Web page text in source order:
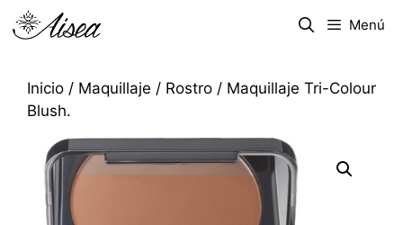
Menú
Inicio / Maquillaje / Rostro / Maquillaje Tri-Colour
Blush.